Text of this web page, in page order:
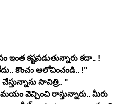
ఇంత కష్టపడుతున్నారు కదా.. !
కొంచం ఆలోచించండి.. !"
సావిత్రి.. "
వెచ్చించి రాస్తున్నారు.. మీరు